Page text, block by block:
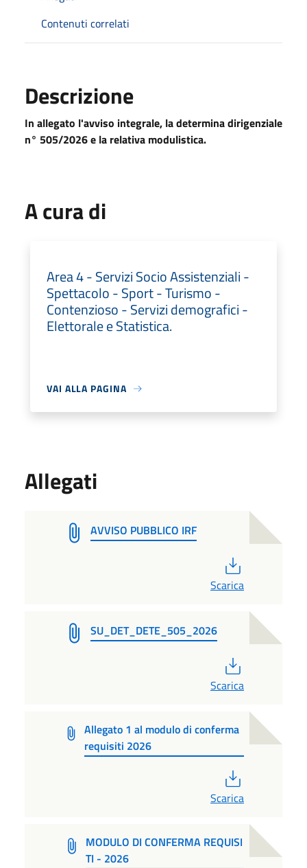
Contenuti correlati
Descrizione
In allegato l'avviso integrale, la determina dirigenziale
n° 505/2026 e la relativa modulistica.
A cura di
Area 4 - Servizi Socio Assistenziali -
Spettacolo - Sport - Turismo -
Contenzioso - Servizi demografici -
Elettorale e Statistica.
VAI ALLA PAGINA
Allegati
AVVISO PUBBLICO IRF
Scarica
SU_DET_DETE_505_2026
Scarica
Allegato 1 al modulo di conferma
requisiti 2026
Scarica
MODULO DI CONFERMA REQUISI
TI - 2026